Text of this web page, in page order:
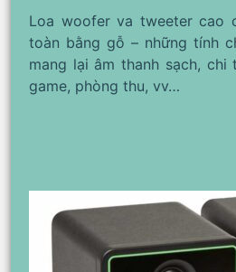
Loa woofer va tweeter cao
toàn bằng gỗ – những tính
mang lại âm thanh sạch,
game, phòng thu, vv…